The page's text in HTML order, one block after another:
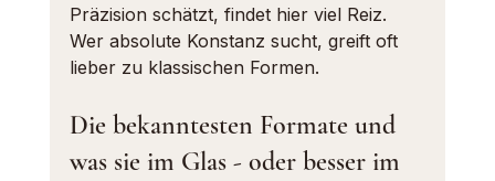
Präzision schätzt, findet hier viel Reiz.
Wer absolute Konstanz sucht, greift oft
lieber zu klassischen Formen.
Die bekanntesten Formate und
was sie im Glas - oder besser im